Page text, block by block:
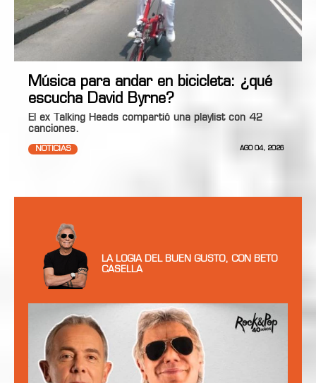
Música para andar en bicicleta: ¿qué
escucha David Byrne?
El ex Talking Heads compartió una playlist con 42
canciones.
NOTICIAS AGO 04, 2026
LA LOGIA DEL BUEN GUSTO, CON BETO
CASELLA